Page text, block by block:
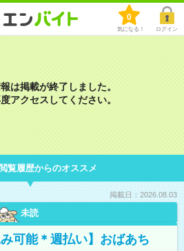
0
気になる！ ログイン
は掲載が終了しました。
アクセスしてください。
覧履歴からのオススメ
掲載日：2026.08.03
未読
可能＊週払い】おばあち